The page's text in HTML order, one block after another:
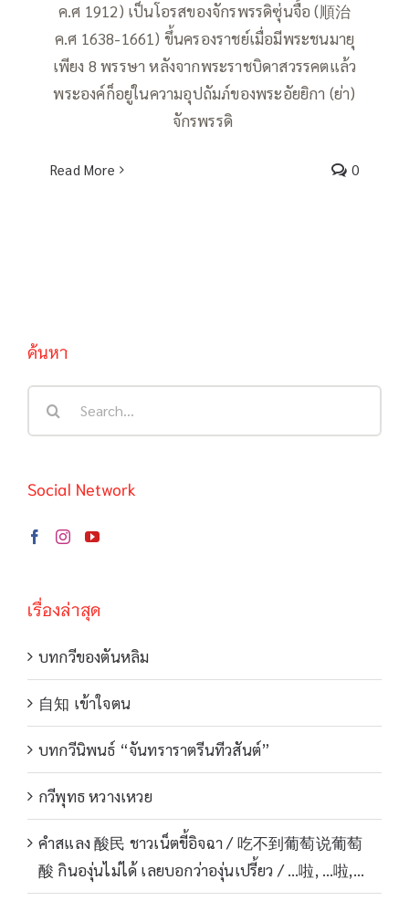
ค.ศ 1912) เป็นโอรสของจักรพรรดิซุ่นจื้อ (順治
ค.ศ 1638-1661) ขึ้นครองราชย์เมื่อมีพระชนมายุ
เพียง 8 พรรษา หลังจากพระราชบิดาสวรรคตแล้ว
พระองค์ก็อยู่ในความอุปถัมภ์ของพระอัยยิกา (ย่า)
จักรพรรดิ
Read More 0
ค้นหา
Social Network
เรื่องล่าสุด
บทกวีของตันหลิม
自知 เข้าใจตน
บทกวีนิพนธ์ “จันทราราตรีนทีวสันต์”
กวีพุทธ หวางเหวย
คำสแลง 酸民 ชาวเน็ตขี้อิจฉา / 吃不到葡萄说葡萄
酸 กินองุ่นไม่ได้ เลยบอกว่าองุ่นเปรี้ยว / …啦, …啦,…